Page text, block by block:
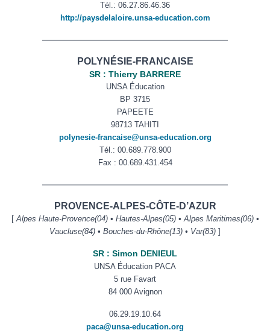
Tél.: 06.27.86.46.36
http://paysdelaloire.unsa-education.com
——————————————————————
POLYNÉSIE-FRANCAISE
SR : Thierry BARRERE
UNSA Éducation
BP 3715
PAPEETE
98713 TAHITI
polynesie-francaise@unsa-education.org
Tél.: 00.689.778.900
Fax : 00.689.431.454
——————————————————————
PROVENCE-ALPES-CÔTE-D’AZUR
[Alpes Haute-Provence(04) • Hautes-Alpes(05) • Alpes Maritimes(06) •
Vaucluse(84) • Bouches-du-Rhône(13) • Var(83) ]
SR : Simon DENIEUL
UNSA Éducation PACA
5 rue Favart
84 000 Avignon
06.29.19.10.64
paca@unsa-education.org